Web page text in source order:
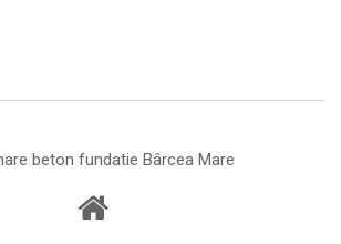
beton fundatie Bârcea Mare